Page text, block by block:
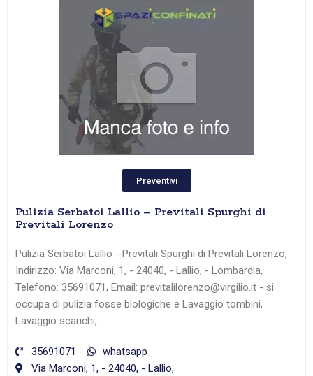
Preventivi
Pulizia Serbatoi Lallio – Previtali Spurghi di
Previtali Lorenzo
Pulizia Serbatoi Lallio - Previtali Spurghi di Previtali Lorenzo,
Indirizzo: Via Marconi, 1, - 24040, - Lallio, - Lombardia,
Telefono: 35691071, Email: previtalilorenzo@virgilio.it - si
occupa di pulizia fosse biologiche e Lavaggio tombini,
Lavaggio scarichi,
35691071
whatsapp
Via Marconi, 1, - 24040, - Lallio,